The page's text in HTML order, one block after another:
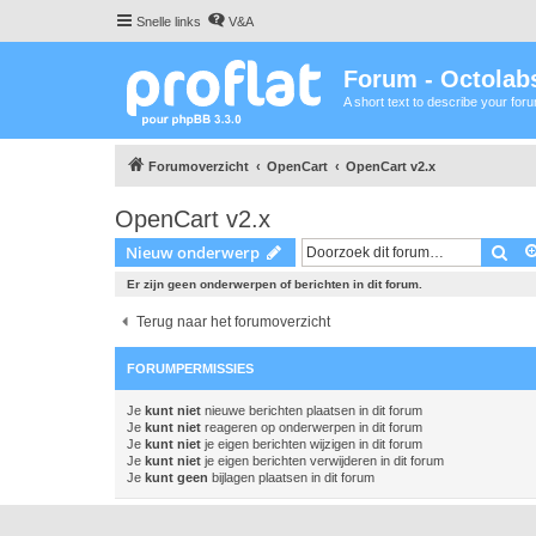
Snelle links V&A
Forum -
A short text to describe your
Forumoverzicht OpenCart OpenCart v2.x
OpenCart v2.x
Nieuw onderwerp
Er zijn geen onderwerpen of berichten in dit forum.
Terug naar het forumoverzicht
FORUMPERMISSIES
Je kunt niet nieuwe berichten plaatsen in dit forum
Je kunt niet reageren op onderwerpen in dit forum
Je kunt niet je eigen berichten wijzigen in dit forum
Je kunt niet je eigen berichten verwijderen in dit forum
Je kunt geen bijlagen plaatsen in dit forum